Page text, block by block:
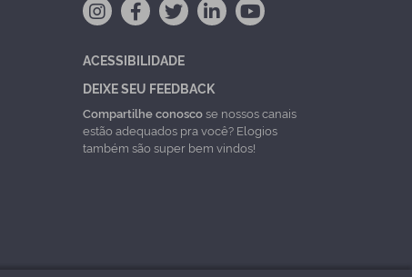
ACESSIBILIDADE
DEIXE SEU FEEDBACK
Compartilhe conosco se nossos canais
estão adequados pra você? Elogios
também são super bem vindos!